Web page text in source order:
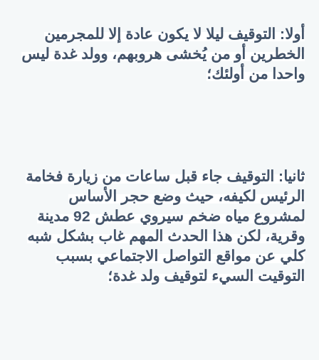
أولا: التوقيف ليلا لا يكون عادة إلا للمجرمين
الخطرين أو من يُخشى هروبهم، وولد غدة ليس
واحدا من أولئك؛
ثانيا: التوقيف جاء قبل ساعات من زيارة فخامة
الرئيس لكيفه، حيث وضع حجر الأساس
لمشروع مياه ضخم سيروي عطش 92 مدينة
وقرية، لكن هذا الحدث المهم غاب بشكل شبه
كلي عن مواقع التواصل الاجتماعي بسبب
التوقيت السيء لتوقيف ولد غدة؛